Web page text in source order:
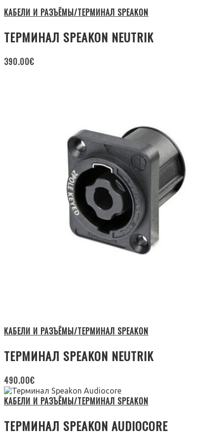
КАБЕЛИ И РАЗЪЁМЫ/ТЕРМИНАЛ SPEAKON
ТЕРМИНАЛ SPEAKON NEUTRIK
390.00€
КАБЕЛИ И РАЗЪЁМЫ/ТЕРМИНАЛ SPEAKON
ТЕРМИНАЛ SPEAKON NEUTRIK
490.00€
КАБЕЛИ И РАЗЪЁМЫ/ТЕРМИНАЛ SPEAKON
ТЕРМИНАЛ SPEAKON AUDIOCORE